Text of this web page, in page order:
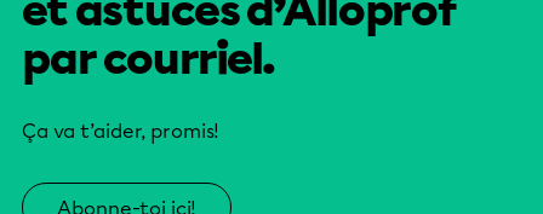
et astuces d’Alloprof
par courriel.
Ça va t’aider, promis!
Abonne-toi ici!